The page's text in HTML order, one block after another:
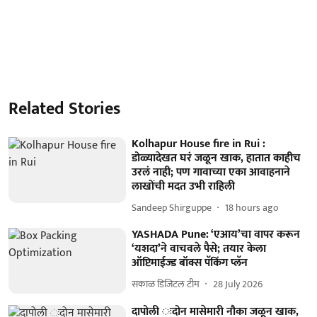
Related Stories
Kolhapur House fire in Rui :
डोळ्यादेखत घरं जळून खाक, हातात काहीच
उरलं नाही; पण गावाच्या एका आवाहनाने
लाखोंची मदत उभी राहिली
Sandeep Shirguppe 18 hours ago
YASHADA Pune: ‘एआय’चा वापर करून
‘यशदा’ने वाचवले पैसे; तयार केला
ऑप्टिमाईज्ड बॉक्स पॅकिंग प्लॅन
सकाळ डिजिटल टीम 28 July 2026
दापोली ःदोन मासेमारी नौका जळून खाक,